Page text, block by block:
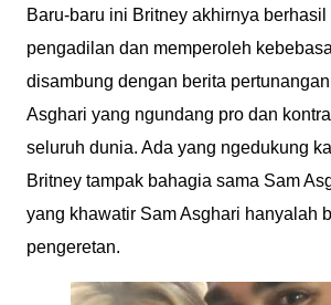
Baru-baru ini Britney akhirnya berhasil
pengadilan dan memperoleh
disambung dengan berita
Asghari yang ngundang pro dan
seluruh dunia. Ada yang ngedukung
Britney tampak bahagia sama Sam
yang khawatir Sam Asghari hanyalah
pengeretan.